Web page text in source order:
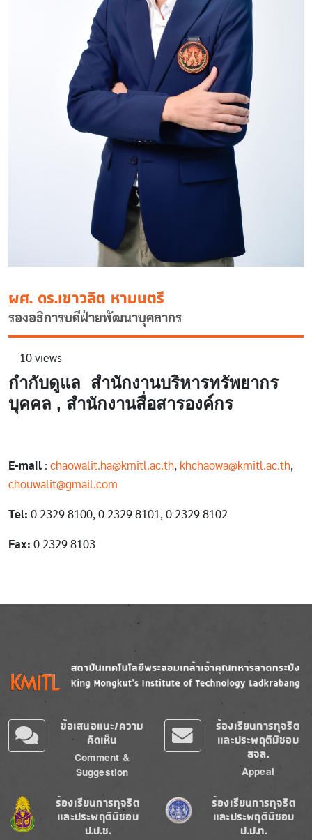
ผศ. ดร.เชาวลิต หามนตรี
รองอธิการบดีฝ่ายพัฒนาบุคลากร
10 views
กำกับดูแล สำนักงานบริหารทรัพยากร
บุคคล , สำนักงานสื่อสารองค์กร
E-mail : chaowalit.ha@kmitl.ac.th, khchaowa@kmitl.ac.th,
chouwalit@gmail.com
Tel: 0 2329 8100, 0 2329 8101, 0 2329 8102
Fax: 0 2329 8103
Image
ข้อเสนอแนะ/ความ
คิดเห็น
Comment &
Suggestion
ร้องเรียนการทุจริต
และประพฤติมิชอบ
สจล.
Appeal
Image
ร้องเรียนการทุจริต
และประพฤติมิชอบ
ป.ป.ช.
Image
ร้องเรียนการทุจริต
และประพฤติมิชอบ
ป.ป.ท.